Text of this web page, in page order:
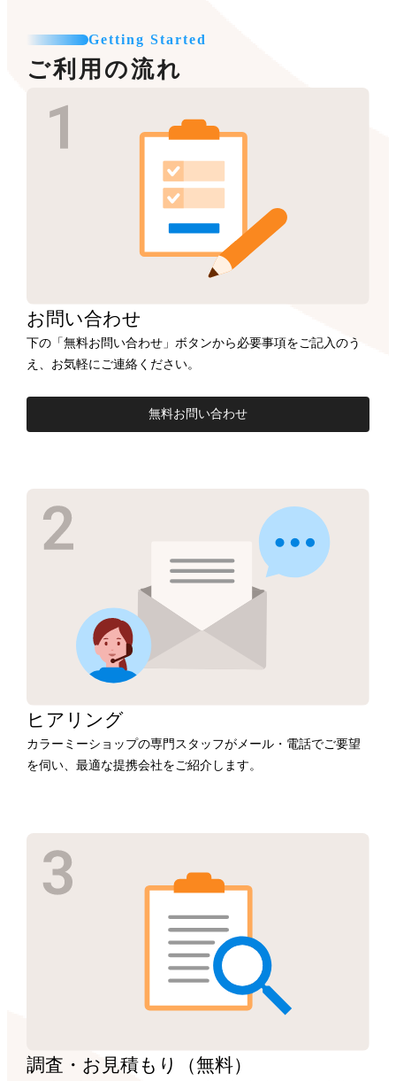
Getting Started
ご利用の流れ
お問い合わせ
下の「無料お問い合わせ」ボタンから必要事項をご記入のう
え、お気軽にご連絡ください。
無料お問い合わせ
ヒアリング
カラーミーショップの専門スタッフがメール・電話でご要望
を伺い、最適な提携会社をご紹介します。
調査・お見積もり （無料）